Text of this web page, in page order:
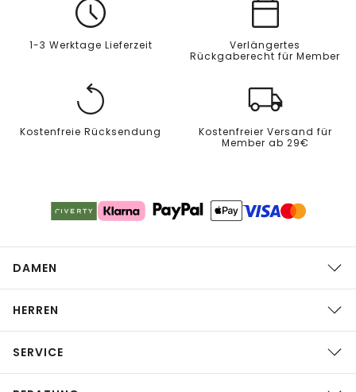
1-3 Werktage Lieferzeit
Verlängertes
Rückgaberecht für Member
Kostenfreie Rücksendung
Kostenfreier Versand für
Member ab 29€
DAMEN
HERREN
SERVICE